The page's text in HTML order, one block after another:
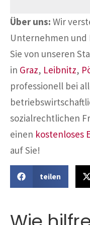
Über uns: Wir
Unternehmen und
Sie von unseren
in Graz, Leibnitz,
professionell bei
sozialrechtlichen
einen kostenloses
auf Sie!
teilen